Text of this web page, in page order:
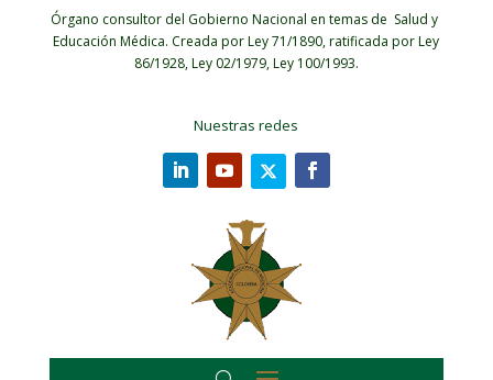
Órgano consultor del Gobierno Nacional en temas de Salud y
Educación Médica. Creada por Ley 71/1890, ratificada por Ley
86/1928, Ley 02/1979, Ley 100/1993.
Nuestras redes